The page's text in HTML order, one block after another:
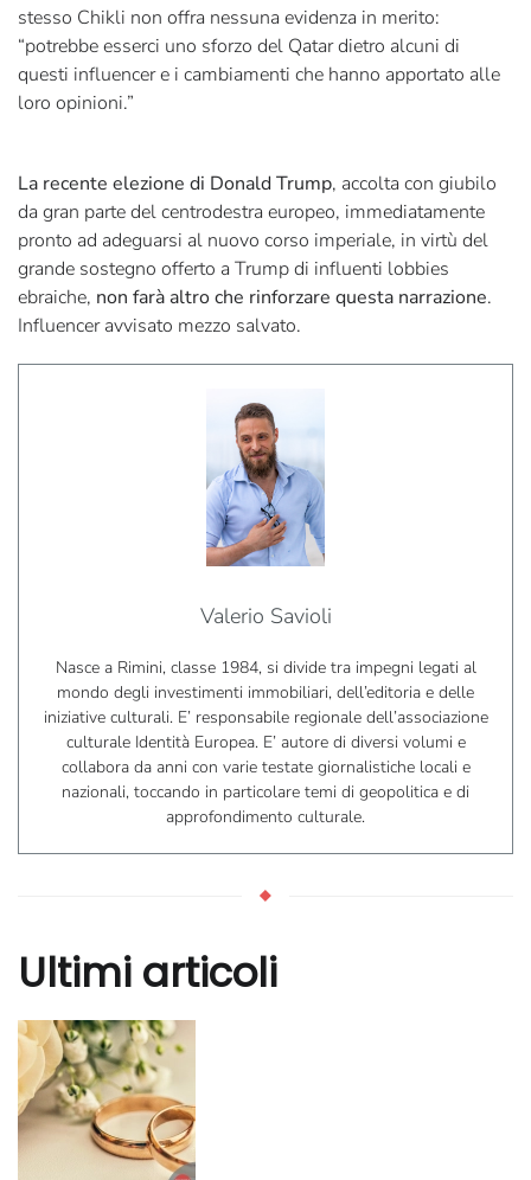
stesso Chikli non offra nessuna evidenza in merito:
“potrebbe esserci uno sforzo del Qatar dietro alcuni di
questi influencer e i cambiamenti che hanno apportato alle
loro opinioni.”
La recente elezione di Donald Trump, accolta con giubilo
da gran parte del centrodestra europeo, immediatamente
pronto ad adeguarsi al nuovo corso imperiale, in virtù del
grande sostegno offerto a Trump di influenti lobbies
ebraiche, non farà altro che rinforzare questa narrazione.
Influencer avvisato mezzo salvato.
Valerio Savioli
Nasce a Rimini, classe 1984, si divide tra impegni legati al
mondo degli investimenti immobiliari, dell’editoria e delle
iniziative culturali. E’ responsabile regionale dell’associazione
culturale Identità Europea. E’ autore di diversi volumi e
collabora da anni con varie testate giornalistiche locali e
nazionali, toccando in particolare temi di geopolitica e di
approfondimento culturale.
Ultimi articoli